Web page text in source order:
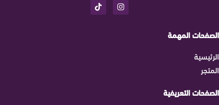
الصفحات المهمة
الرئيسية
المتجر
الصفحات التعريفية